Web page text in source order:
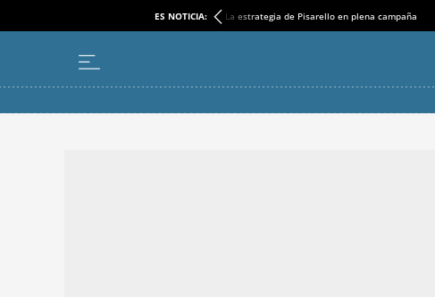
ES NOTICIA: La estrategia de Pisarello en plena campaña